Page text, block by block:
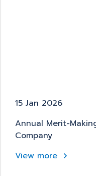
15 Jan 2026
Annual Merit-
Company
View more